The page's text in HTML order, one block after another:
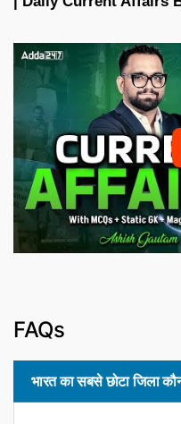
FAQs
भारत का सबसे छोटा जिला